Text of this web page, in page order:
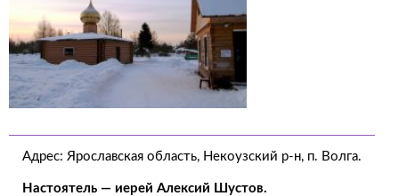
Адрес: Ярославская область, Некоузский р-н, п. Волга.
Настоятель — иерей Алексий Шустов.